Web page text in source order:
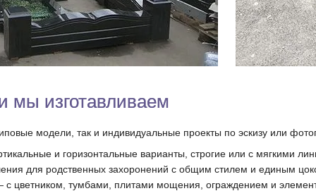
мы изготавливаем
модели, так и индивидуальные проекты по эскизу или
и горизонтальные варианты, строгие или с мягкими
для родственных захоронений с общим стилем и единым
цветником, тумбами, плитами мощения, ограждением и